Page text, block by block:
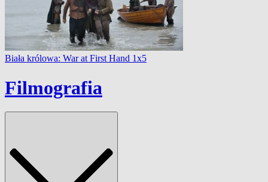
Biała królowa: War at First Hand 1x5
Filmografia